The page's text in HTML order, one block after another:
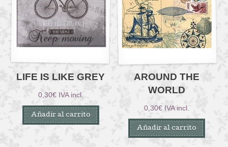
LIFE IS LIKE GREY
0,30€ IVA incl.
Añadir al carrito
AROUND THE
WORLD
0,30€ IVA incl.
Añadir al carrito